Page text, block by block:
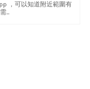
，可以知道附近範圍有
...